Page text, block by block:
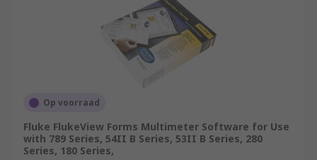
Op voorraad
Fluke FlukeView Forms Multimeter Software for Use
with 789 Series, 54II B Series, 53II B Series, 280
Series, 180 Series,